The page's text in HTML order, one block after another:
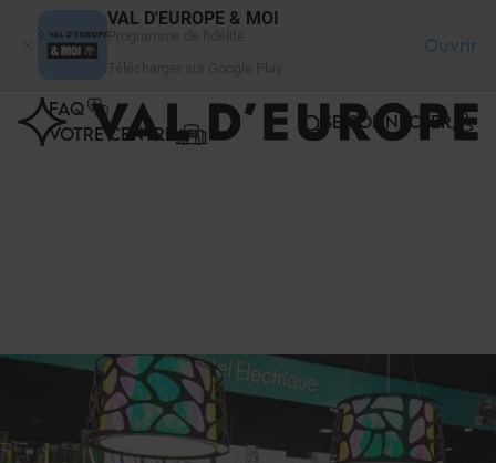
VAL D'EUROPE & MOI
Ouvrir
FAQ
VOTRE CENTRE
SE CONNECTER
Panneau de gestion des cookies